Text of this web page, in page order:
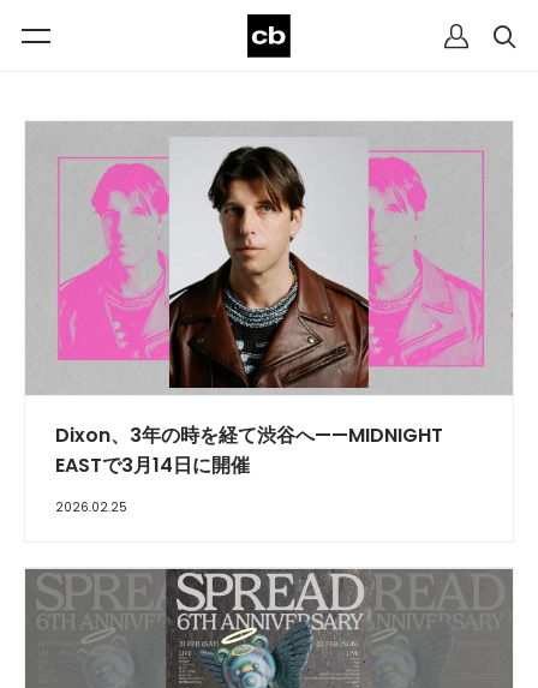
Dixon、3年の時を経て渋谷へ——MIDNIGHT
EASTで3月14日に開催
2026.02.25